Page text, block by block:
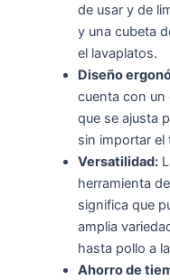
de usar y de
y una cubeta
el lavaplatos.
Diseño
cuenta con
que se ajusta
sin importar el
Versatilidad:
herramienta
significa que
amplia
hasta pollo a
Ahorro de